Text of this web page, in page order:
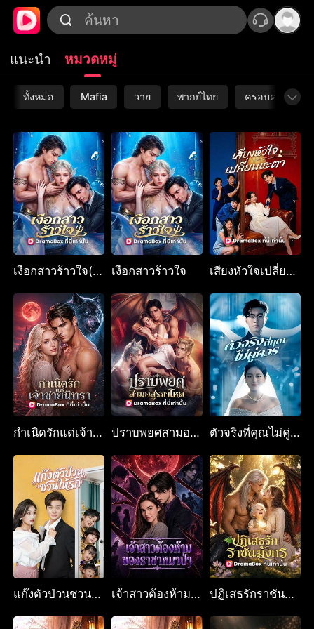
แนะนำ หมวดหมู่
ทั้งหมด Mafia วาย พากย์ไทย ครอบครัว
เงือกสาวร้าวใจ(พากย์ไทย) เงือกสาวร้าวใจ เสียงหัวใจเปลี่ยนชะตา
กำเนิดรักแด่เจ้าชายนิทรา ปราบพยศสามอสูรขาโหด ตัวจริงที่คุณไม่คู่ควร
แก๊งตัวป่วนชวนให้รัก เจ้าสาวต้องห้ามของราชาหมาป่า ปฏิเสธรักราชันมังกร(พากย์ไทย)